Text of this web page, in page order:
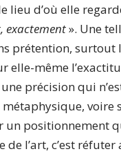
lieu d’où elle
exactement». Une
prétention, surtout
elle-même
précision qui
voire
un positionnement
de l’art, c’est